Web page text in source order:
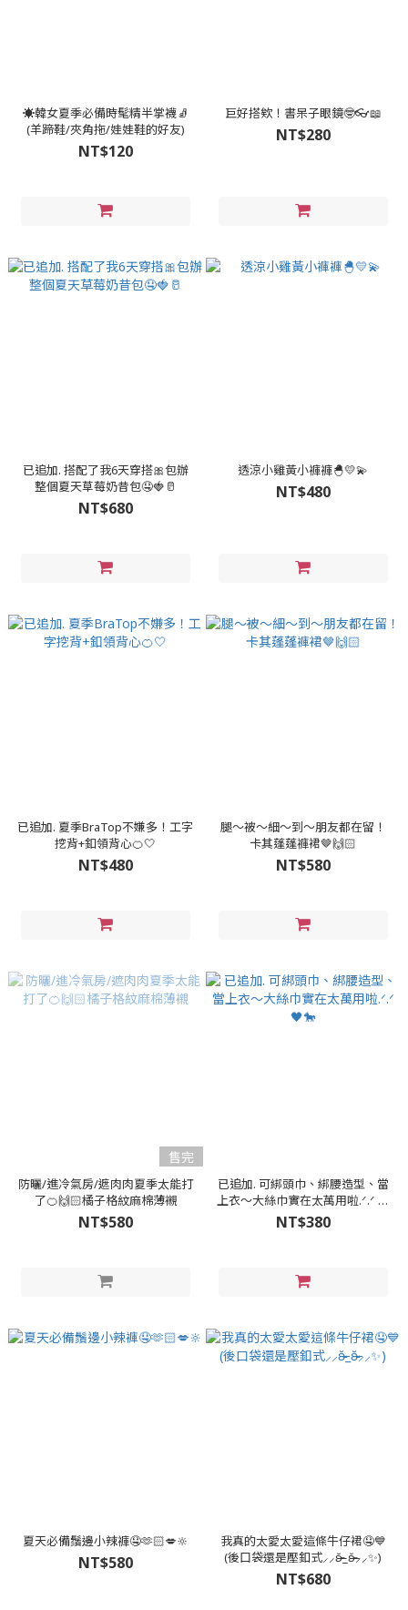
☀️韓女夏季必備時髦精半掌襪🧦
(羊蹄鞋/夾角拖/娃娃鞋的好友)
NT$120
巨好搭欸！書呆子眼鏡🤓👓📖
NT$280
已追加. 搭配了我6天穿搭🎀包辦
整個夏天草莓奶昔包🤤🍓🥛
NT$680
透涼小雞黃小褲褲🐣💛💫
NT$480
已追加. 夏季BraTop不嫌多！工字
挖背+釦領背心🍊🤍
NT$480
腿～被～細～到～朋友都在留！
卡其蓬蓬褲裙🤎🙌🏻
NT$580
售完
防曬/進冷氣房/遮肉肉夏季太能打
了🍊🙌🏻橘子格紋麻棉薄襯
NT$580
已追加. 可綁頭巾、綁腰造型、當
上衣～大絲巾實在太萬用啦.ᐟ‪‪‪.ᐟ‪‪‪ 🖤
🐎
NT$380
夏天必備鬚邊小辣褲🤤🫶🏻💋🔆
NT$580
我真的太愛太愛這條牛仔裙🤤💙
(後口袋還是壓釦式⸝⸝ʚ̴̶̷̆_ʚ̴̶̷̆⸝⸝✨️)
NT$680